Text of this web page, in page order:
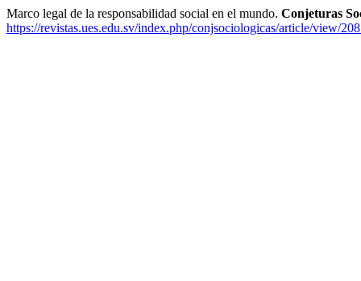
Marco legal de la responsabilidad social en el mundo. Conjeturas
https://revistas.ues.edu.sv/index.php/conjsociologicas/article/view/